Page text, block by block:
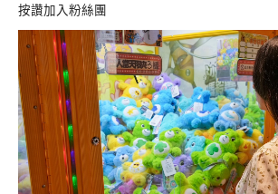
按讚加入粉絲團